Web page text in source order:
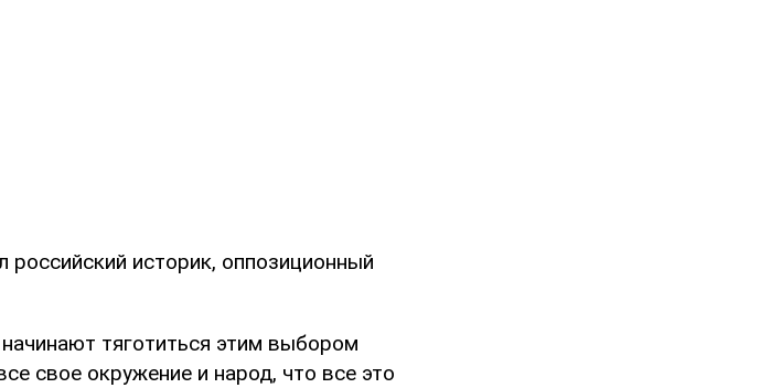
историк, оппозиционный
тяготиться этим выбором
свое окружение и народ, что все это